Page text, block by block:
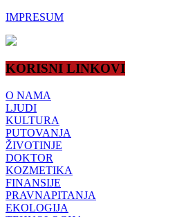
IMPRESUM
KORISNI LINKOVI
O NAMA
LJUDI
KULTURA
PUTOVANJA
ŽIVOTINJE
DOKTOR
KOZMETIKA
FINANSIJE
PRAVNAPITANJA
EKOLOGIJA